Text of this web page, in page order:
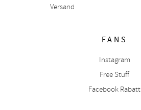
Versand
FANS
Instagram
Free Stuff
Facebook Rabatt